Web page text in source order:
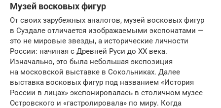
Музей восковых фигур
От своих зарубежных аналогов, музей восковых фигур
в Суздале отличается изображаемыми экспонатами —
это не мировые звезды, а исторические личности
России: начиная с Древней Руси до XX века.
Изначально, это была небольшая экспозиция
на московской выставке в Сокольниках. Далее
выставка восковых фигур под названием «История
России в лицах» экспонировалась в столичном музее
Островского и «гастролировала» по миру. Когда